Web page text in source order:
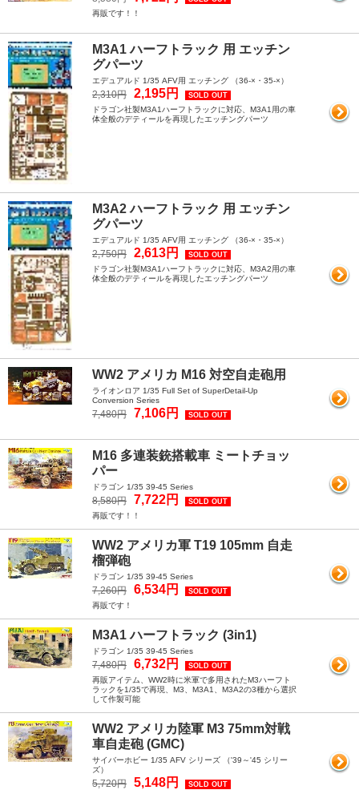
再販です！！
M3A1 ハーフトラック 用 エッチン
グパーツ
エデュアルド 1/35 AFV用 エッチング （36-×・35-×）
2,310円 2,195円 SOLD OUT
ドラゴン社製M3A1ハーフトラックに対応、M3A1用の車
体全般のデティールを再現したエッチングパーツ
M3A2 ハーフトラック 用 エッチン
グパーツ
エデュアルド 1/35 AFV用 エッチング （36-×・35-×）
2,750円 2,613円 SOLD OUT
ドラゴン社製M3A1ハーフトラックに対応、M3A2用の車
体全般のデティールを再現したエッチングパーツ
WW2 アメリカ M16 対空自走砲用
ライオンロア 1/35 Full Set of SuperDetail-Up
Conversion Series
7,480円 7,106円 SOLD OUT
M16 多連装銃搭載車 ミートチョッ
パー
ドラゴン 1/35 39-45 Series
8,580円 7,722円 SOLD OUT
再販です！！
WW2 アメリカ軍 T19 105mm 自走
榴弾砲
ドラゴン 1/35 39-45 Series
7,260円 6,534円 SOLD OUT
再販です！
M3A1 ハーフトラック (3in1)
ドラゴン 1/35 39-45 Series
7,480円 6,732円 SOLD OUT
再販アイテム、WW2時に米軍で多用されたM3ハーフト
ラックを1/35で再現、M3、M3A1、M3A2の3種から選択
して作製可能
WW2 アメリカ陸軍 M3 75mm対戦
車自走砲 (GMC)
サイバーホビー 1/35 AFV シリーズ （'39～'45 シリー
ズ）
5,720円 5,148円 SOLD OUT